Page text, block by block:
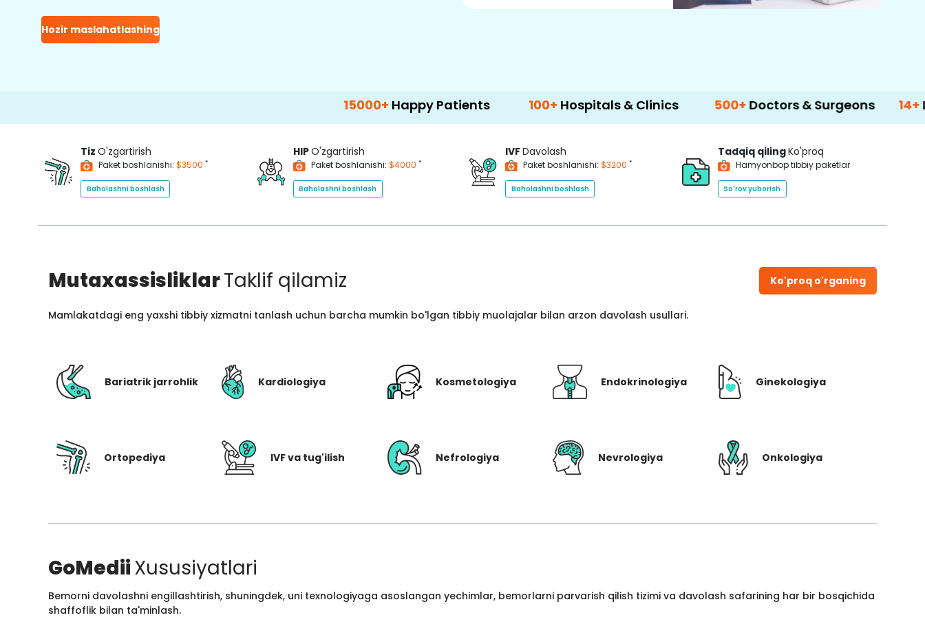
Hozir maslahatlashing
Happy Patients 100+ Hospitals & Clinics 500+ Doctors & Surgeons 14+
Tiz O'zgartirish
Paket boshlanishi: $3500 *
Baholashni boshlash
HIPO'zgartirish
Paket boshlanishi: $4000 *
Baholashni boshlash
IVFDavolash
Paket boshlanishi: $3200 *
Baholashni boshlash
Tadqiq qilingKo'proq
Hamyonbop tibbiy paketlar
So'rov yuborish
MutaxassisliklarTaklif qilamiz Ko'proq o'rganing
Mamlakatdagi eng yaxshi tibbiy xizmatni tanlash uchun barcha mumkin bo'lgan tibbiy muolajalar bilan arzon davolash usullari.
Bariatrik jarrohlik Kardiologiya Kosmetologiya Endokrinologiya Ginekologiya
Ortopediya IVF va tug'ilish Nefrologiya Nevrologiya Onkologiya
GoMediiXususiyatlari
Bemorni davolashni engillashtirish, shuningdek, uni texnologiyaga asoslangan yechimlar, bemorlarni parvarish qilish tizimi va davolash safarining har bir bosqichida
shaffoflik bilan ta'minlash.